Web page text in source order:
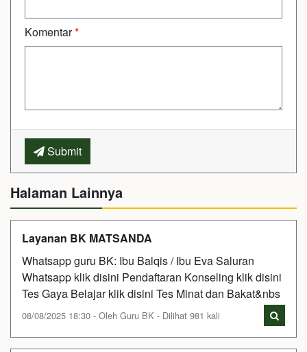
Komentar*
Submit
Halaman Lainnya
Layanan BK MATSANDA
Whatsapp guru BK: Ibu Balqis / Ibu Eva Saluran
Whatsapp klik disini Pendaftaran Konseling klik disini
Tes Gaya Belajar klik disini Tes Minat dan Bakat&nbs
08/08/2025 18:30 - Oleh Guru BK - Dilihat 981 kali